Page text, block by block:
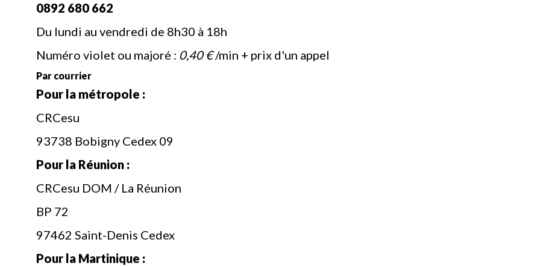
0892 680 662
Du lundi au vendredi de 8h30 à 18h
Numéro violet ou majoré : 0,40 €/min + prix d'un appel
Par courrier
Pour la métropole :
CRCesu
93738 Bobigny Cedex 09
Pour la Réunion :
CRCesu DOM / La Réunion
BP 72
97462 Saint-Denis Cedex
Pour la Martinique :